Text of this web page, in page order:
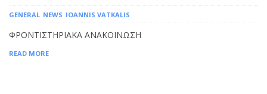
GENERAL NEWS IOANNIS VATKALIS
ΦΡΟΝΤΙΣΤΗΡΙΑΚΑ ΑΝΑΚΟΙΝΩΣΗ
READ MORE